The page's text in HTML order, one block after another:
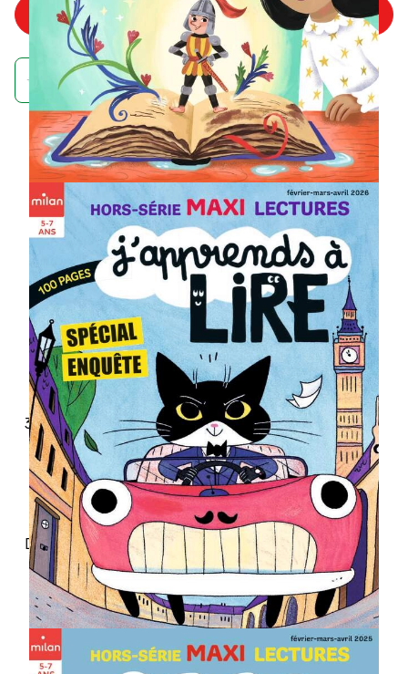
Choisir mon offre
Achetez maintenant et recevez votre numéro de septembre
À quoi ressemble un
abonnement à un
magazine J'apprends à
Lire ?
3 histoires, 3 expériences
de lecture
Des jeux pour soutenir la
compréhension
Une poésie et la bande